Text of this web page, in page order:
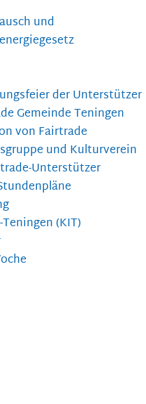
und
der Unterstützer
Gemeinde Teningen
von Fairtrade
und Kulturverein
Unterstützer
(KIT)